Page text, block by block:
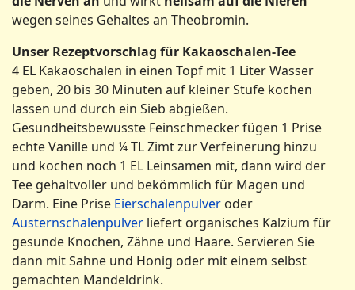
wegen seines Gehaltes an Theobromin.
Unser Rezeptvorschlag für Kakaoschalen-Tee
4 EL Kakaoschalen in einen Topf mit 1 Liter Wasser
geben, 20 bis 30 Minuten auf kleiner Stufe kochen
lassen und durch ein Sieb abgießen.
Gesundheitsbewusste Feinschmecker fügen 1 Prise
echte Vanille und ¼ TL Zimt zur Verfeinerung hinzu
und kochen noch 1 EL Leinsamen mit, dann wird der
Tee gehaltvoller und bekömmlich für Magen und
Darm. Eine Prise Eierschalenpulver oder
Austernschalenpulver liefert organisches Kalzium für
gesunde Knochen, Zähne und Haare. Servieren Sie
dann mit Sahne und Honig oder mit einem selbst
gemachten Mandeldrink.